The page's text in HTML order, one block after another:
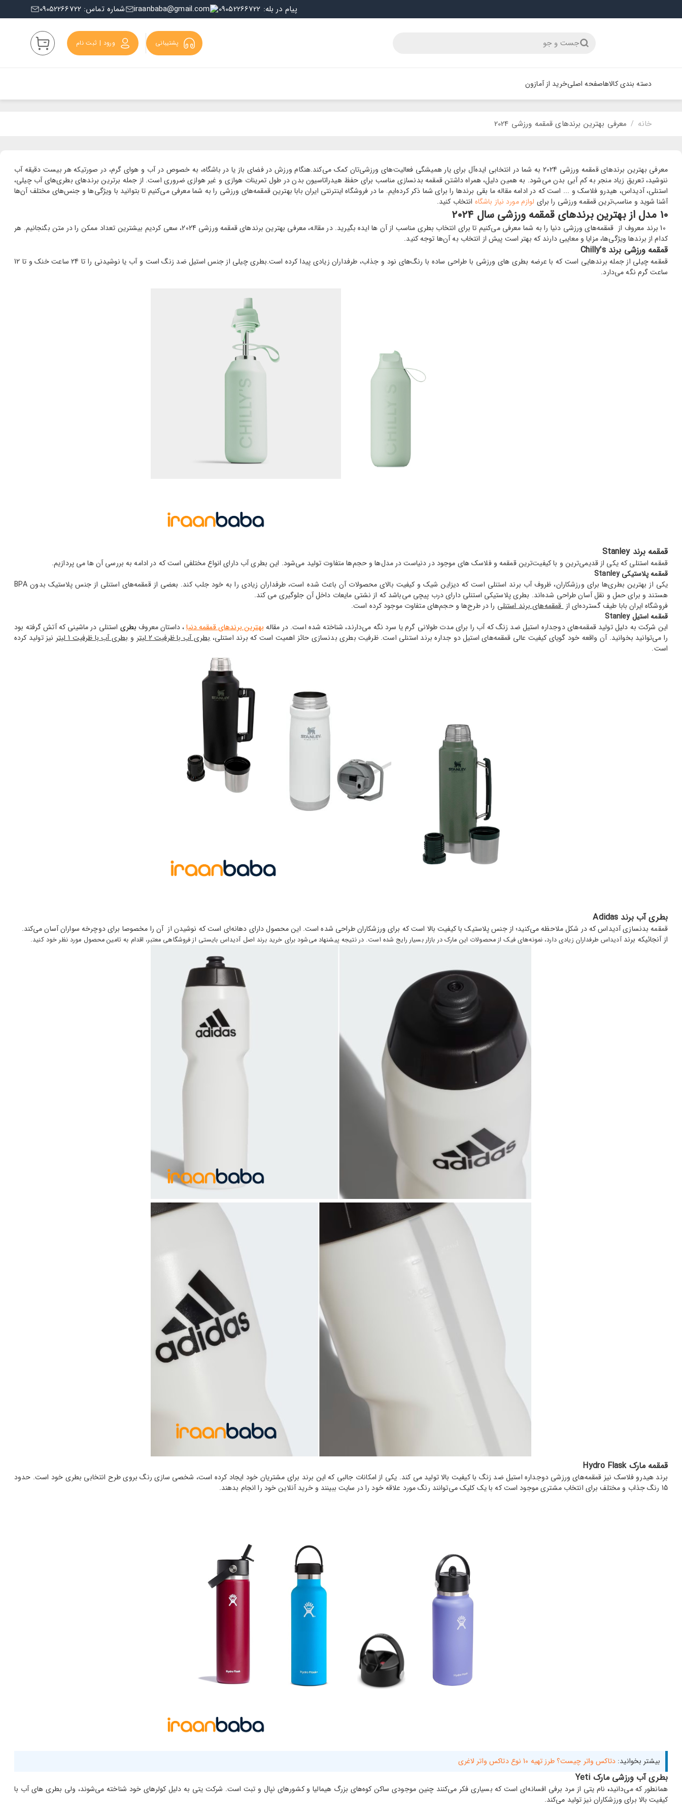
شماره تماس: 09052266722 iraanbaba@gmail.com پیام در بله: 09052266722
جست و جو پشتیبانی ورود | ثبت نام
دسته بندی کالاهاصفحه اصلیخرید از آمازون
خانه / معرفی بهترین برندهای قمقمه ورزشی 2024
معرفی بهترین برندهای قمقمه ورزشی 2024 به شما در انتخابی ایده‌آل برای یار همیشگی فعالیت‌های ورزشی‌تان کمک می‌کند.هنگام ورزش در فضای باز یا در باشگاه، به خصوص در آب و هوای گرم، در صورتیکه هر بیست دقیقه آب
ننوشید، تعریق زیاد منجر به کم آبی بدن می‌شود. به همین دلیل، همراه داشتن قمقمه بدنسازی مناسب برای حفظ هیدراتاسیون بدن در طول تمرینات هوازی و غیر هوازی ضروری است. از جمله برترین برندهای بطری‌های آب چیلی،
استنلی، آدیداس، هیدرو فلاسک و ... است که در ادامه مقاله ما بقی برندها را برای شما ذکر کرده‌ایم. ما در فروشگاه اینترنتی ایران بابا بهترین‌ قمقمه‌های ورزشی را به شما معرفی می‌کنیم تا بتوانید با ویژگی‌ها و جنس‌های مختلف آن‌ها
آشنا شوید و مناسب‌ترین قمقمه ورزشی را برای لوازم مورد نیاز باشگاه انتخاب کنید.
10 مدل از بهترین برندهای قمقمه ورزشی سال 2024
10 برند معروف از قمقمه‌های ورزشی دنیا را به شما معرفی می‌کنیم تا برای انتخاب بطری مناسب از آن ها ایده بگیرید. در مقاله، معرفی بهترین برندهای قمقمه ورزشی 2024، سعی کردیم بیشترین تعداد ممکن را در متن بگنجانیم. هر
کدام از برندها ویژگی‌ها، مزایا و معایبی دارند که بهتر است پیش از انتخاب به آن‌ها توجه کنید.
قمقمه ورزشی برند Chilly's
قمقمه چیلی از جمله برندهایی است که با عرضه بطری های ورزشی با طراحی ساده با رنگ‌های نود و جذاب، طرفداران زیادی پیدا کرده است.بطری چیلی از جنس استیل ضد زنگ است و آب یا نوشیدنی را تا 24 ساعت خنک و تا 12
ساعت گرم نگه می‌دارد.
قمقمه برند Stanley
قمقمه استنلی که یکی از قدیمی‌ترین و با کیفیت‌ترین قمقمه و فلاسک های موجود در دنیاست در مدل‌ها و حجم‌ها متفاوت تولید می‌شود. این بطری آب دارای انواع مختلفی است که در ادامه به بررسی آن ها می پردازیم.
قمقمه پلاستیکی Stanley
یکی از بهترین بطری‌ها برای ورزشکاران، ظروف آب برند استنلی است که دیزاین شیک و کیفیت بالای محصولات آن باعث شده است، طرفداران زیادی را به خود جلب کند. بعضی از قمقمه‌های استنلی از جنس پلاستیک بدون BPA
هستند و برای حمل و نقل آسان طراحی شده‌اند. بطری پلاستیکی استنلی دارای درب پیچی می‌باشد که از نشتی مایعات داخل آن جلوگیری می کند.
فروشگاه ایران بابا طیف گسترده‌ای ازقمقمه‌های برند استنلی را در طرح‌ها و حجم‌های متفاوت موجود کرده است.
قمقمه استیل Stanley
این شرکت به دلیل تولید قمقمه‌های دوجداره استیل ضد زنگ که آب را برای مدت طولانی گرم یا سرد نگه می‌دارند، شناخته شده است. در مقالهبهترین برندهای قمقمه دنیا، داستان معروف بطری استنلی در ماشینی که آتش گرفته بود
را می‌توانید بخوانید. آن واقعه خود گویای کیفیت عالی قمقمه‌های استیل دو جداره برند استنلی است. ظرفیت بطری بدنسازی حائز اهمیت است که برند استنلی،بطری آب با ظرفیت 2 لیتر وبطری آب با ظرفیت 1 لیتر
نیز تولید کرده
است.
بطری آب برند Adidas
قمقمه بدنسازی آدیداس که در شکل ملاحظه می‌کنید؛ از جنس پلاستیک با کیفیت بالا است که برای ورزشکاران طراحی شده است. این محصول دارای دهانه‌ای است که نوشیدن از آن را مخصوصا برای دوچرخه سواران آسان می‌کند.
از آنجائیکه برندآدیداس طرفداران زیادی دارد، نمونه‌های فیک از محصولات این مارک در بازار بسیار رایج شده است. در نتیجه پیشنهاد می‌شود برای خرید برند اصل آدیداس بایستی از فروشگاهی معتبر، اقدام به تامین محصول مورد نظر خود کنید.
قمقمه مارک Hydro Flask
برند هیدرو فلاسک نیز قمقمه‌های ورزشی دوجداره استیل ضد زنگ با کیفیت بالا تولید می کند. یکی از امکانات جالبی که این برند برای مشتریان خود ایجاد کرده است، شخصی سازی رنگ بروی طرح انتخابی بطری خود است. حدود
15 رنگ جذاب و مختلف برای انتخاب مشتری موجود است که با یک کلیک می‌توانند رنگ مورد علاقه خود را در سایت ببینند و خرید آنلاین خود را انجام بدهند.
بیشتر بخوانید: دتاکس واتر چیست؟ طرز تهیه 10 نوع دتاکس واتر لاغری
بطری آب ورزشی مارک Yeti
همانطور که می‌دانید، نام یتی از مرد برفی افسانه‌ای است که بسیاری فکر می‌کنند چنین موجودی ساکن کوه‌های بزرگ هیمالیا و کشورهای نپال و تبت است. شرکت یتی به دلیل کولرهای خود شناخته می‌شوند، ولی بطری های آب با
کیفیت بالا برای ورزشکاران نیز تولید می‌کند.